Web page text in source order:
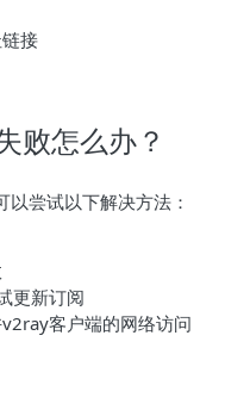
接
败怎么办？
尝试以下解决方法：
更新订阅
客户端的网络访问